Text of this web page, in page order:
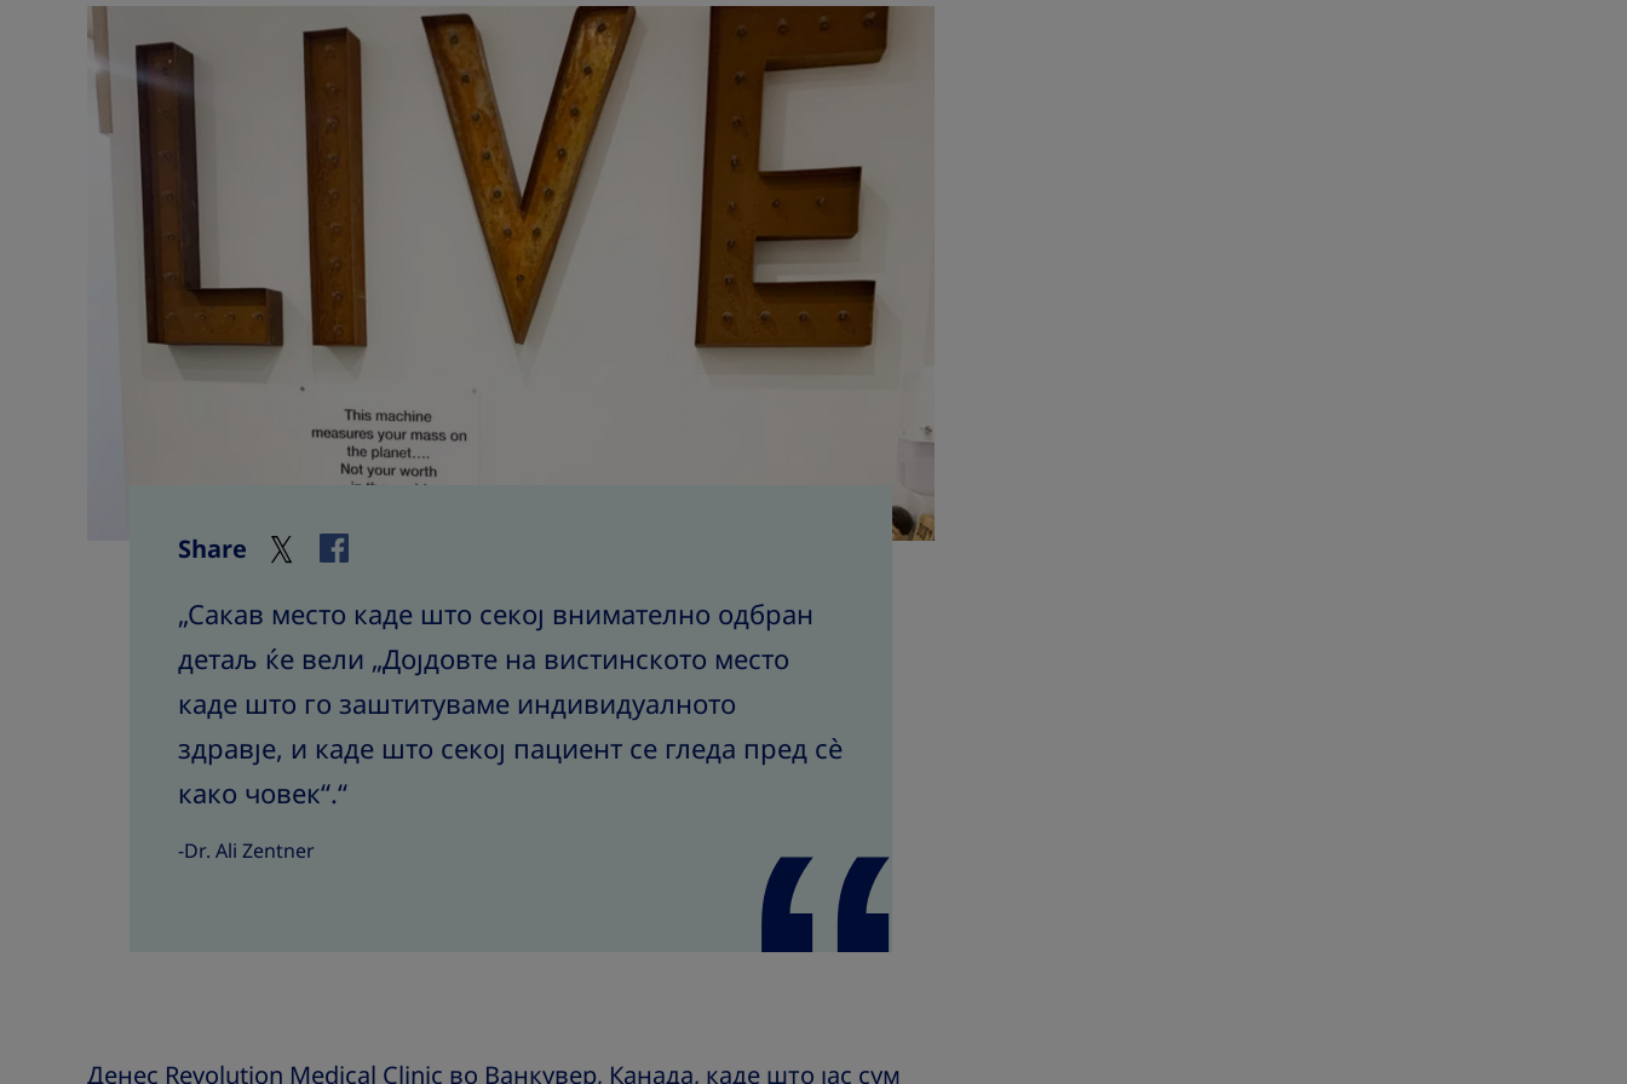
Share
„Сакав место каде што секој внимателно одбран
детаљ ќе вели „Дојдовте на вистинското место
каде што го заштитуваме индивидуалното
здравје, и каде што секој пациент се гледа пред сè
како човек“.“
-Dr. Ali Zentner
Денес Revolution Medical Clinic во Ванкувер, Канада, каде што јас сум